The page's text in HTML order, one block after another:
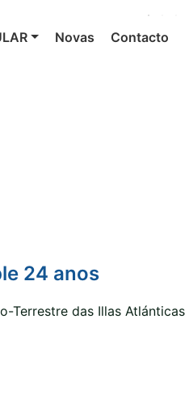
Novas Contacto
24 anos
Terrestre das Illas Atlánticas